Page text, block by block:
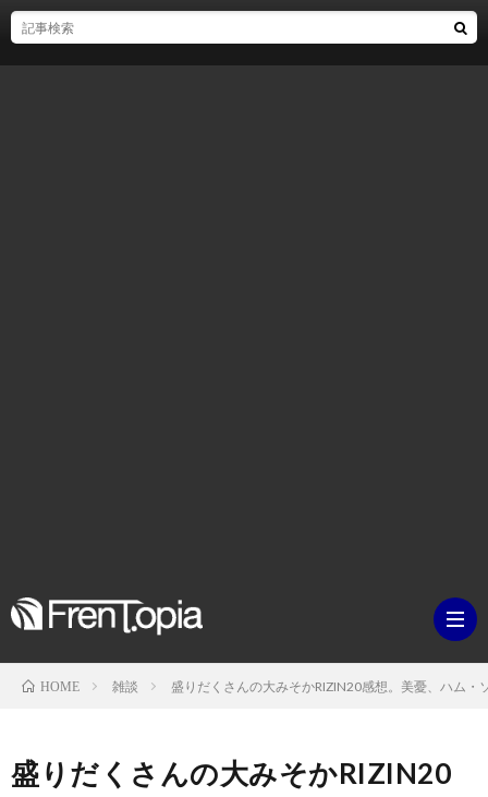
HOME 雑談 盛りだくさんの大みそかRIZIN20感想。美憂、ハム
盛りだくさんの大みそかRIZIN20